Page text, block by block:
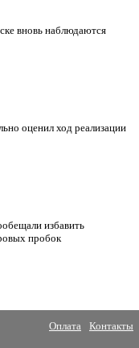
вновь наблюдаются
оценил ход реализации
избавить
пробок
Оплата Контакты